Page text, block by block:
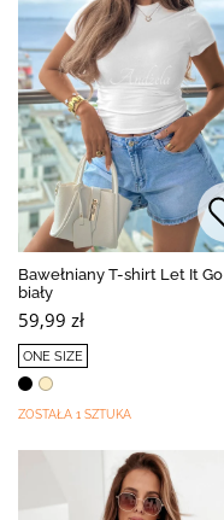
Bawełniany T-shirt Let It Go
biały
59,99 zł
ONE SIZE
ZOSTAŁA 1 SZTUKA